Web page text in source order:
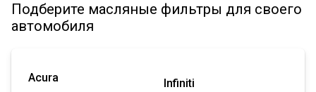
Подберите масляные фильтры для своего
автомобиля
Acura
Infiniti